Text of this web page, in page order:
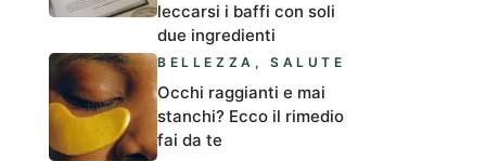
leccarsi i baffi con soli
due ingredienti
BELLEZZA ,SALUTE
Occhi raggianti e mai
stanchi? Ecco il rimedio
fai da te